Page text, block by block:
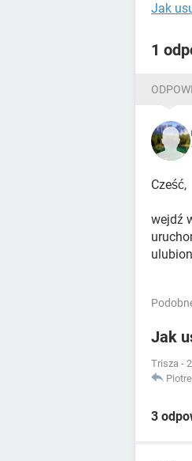
Jak
1
Cześć,
wejdź
Jak
Trisza -
3